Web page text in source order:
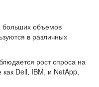
больших объемов
в различных
рост спроса на
Dell, IBM, и NetApp,